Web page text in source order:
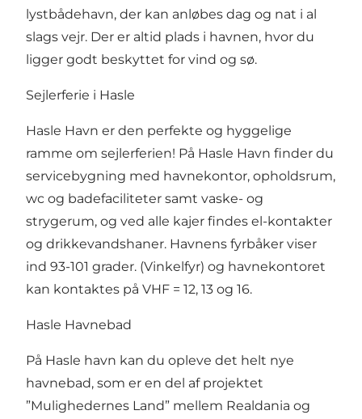
lystbådehavn, der kan anløbes dag og nat i al
slags vejr. Der er altid plads i havnen, hvor du
ligger godt beskyttet for vind og sø.
Sejlerferie i Hasle
Hasle Havn er den perfekte og hyggelige
ramme om sejlerferien! På Hasle Havn finder du
servicebygning med havnekontor, opholdsrum,
wc og badefaciliteter samt vaske- og
strygerum, og ved alle kajer findes el-kontakter
og drikkevandshaner. Havnens fyrbåker viser
ind 93-101 grader. (Vinkelfyr) og havnekontoret
kan kontaktes på VHF = 12, 13 og 16.
Hasle Havnebad
På Hasle havn kan du opleve det helt nye
havnebad, som er en del af projektet
”Mulighedernes Land” mellem Realdania og